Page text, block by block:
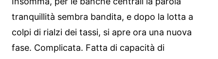
tranquillità sembra bandita, e dopo la lotta a
colpi di rialzi dei tassi, si apre ora una nuova
fase. Complicata. Fatta di capacità di